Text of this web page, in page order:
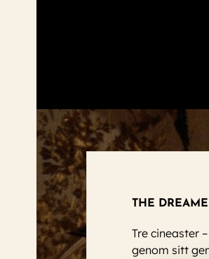
THE
Tre cineaster
genom sitt